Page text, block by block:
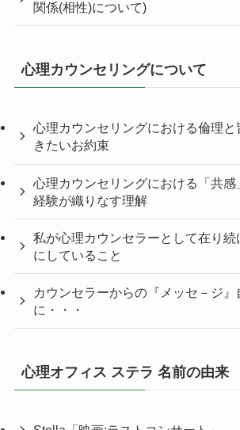
関係(相性)について)
心理カウンセリングについて
心理カウンセリングにおける倫理
きたいお約束
心理カウンセリングにおける「共感
経験が織りなす理解
私が心理カウンセラーとして在り続
にしていること
カウンセラーからの『メッセ－ジ』
に・・・
心理オフィス ステラ 名前の由来